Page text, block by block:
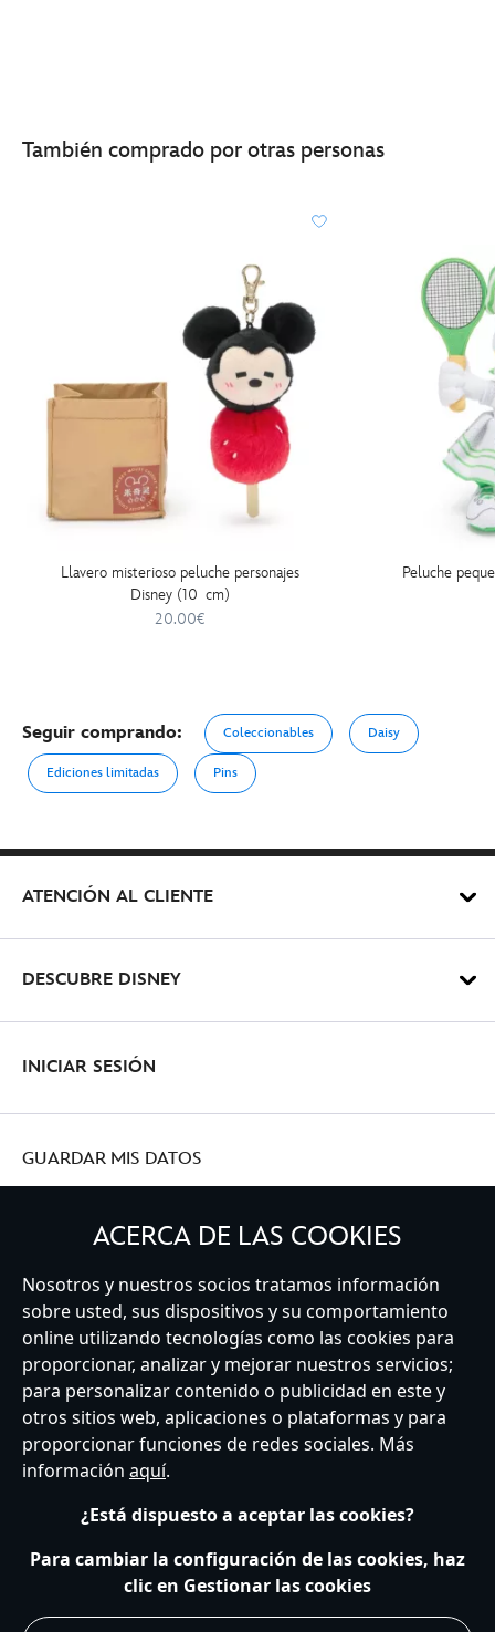
También comprado por otras personas
Llavero misterioso peluche personajes
Disney (10 cm)
20.00€
Peluche
Seguir comprando: Coleccionables Daisy
Ediciones limitadas Pins
ATENCIÓN AL CLIENTE
DESCUBRE DISNEY
INICIAR SESIÓN
GUARDAR MIS DATOS
Spain
Atención al Cliente Términos de Uso
Buscador de Tiendas
Mapa del Sitio
Política de Privacidad
Política de Cookies
Sobre Privacidad en la UE
Términos y Condiciones Generales
Gestionar su configuración de cookies
s172 Statements
Accessibility
© Disney © Disney•Pixar © & ™ Lucasfilm LTD © Marvel. Todos los derechos
ACERCA DE LAS COOKIES
Nosotros y nuestros socios tratamos información
sobre usted, sus dispositivos y su comportamiento
online utilizando tecnologías como las cookies para
proporcionar, analizar y mejorar nuestros servicios;
para personalizar contenido o publicidad en este y
otros sitios web, aplicaciones o plataformas y para
proporcionar funciones de redes sociales. Más
información aquí.
¿Está dispuesto a aceptar las cookies?
Para cambiar la configuración de las cookies, haz
clic en Gestionar las cookies